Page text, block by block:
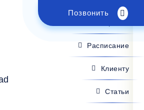
Позвонить
Поиск рейса
Расписание
Клиенту
Статьи